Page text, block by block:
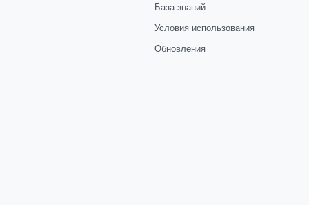
База знаний
Условия использования
Обновления